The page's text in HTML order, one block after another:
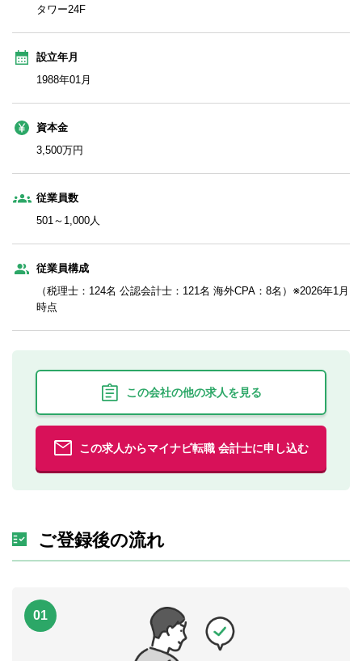
タワー24F
設立年月
1988年01月
資本金
3,500万円
従業員数
501～1,000人
従業員構成
（税理士：124名 公認会計士：121名 海外CPA：8名）※2026年1月
時点
この会社の他の求人を見る
この求人からマイナビ転職 会計士に申し込む
ご登録後の流れ
01